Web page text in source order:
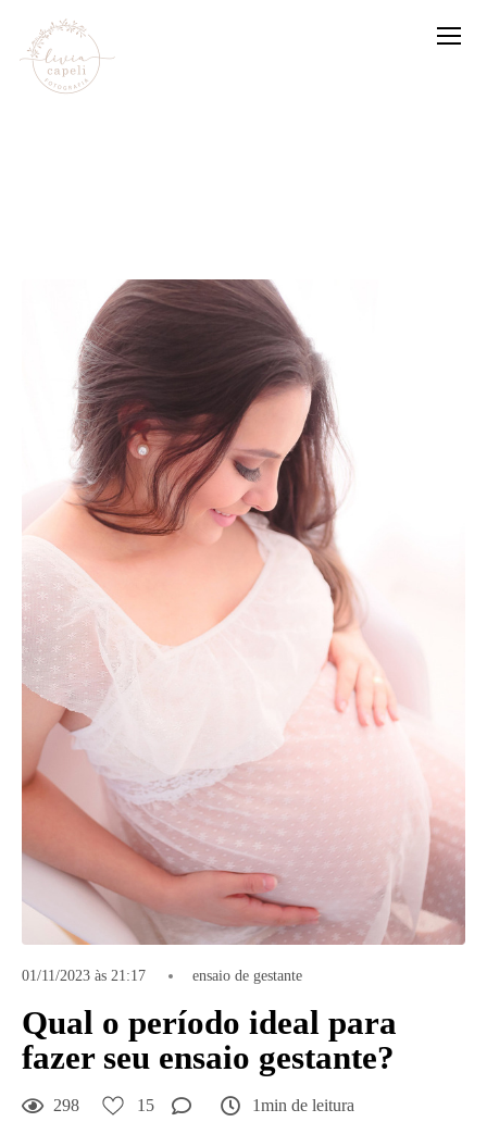
01/11/2023 às 21:17 ensaio de gestante
Qual o período ideal para
fazer seu ensaio gestante?
298 15 1min de leitura